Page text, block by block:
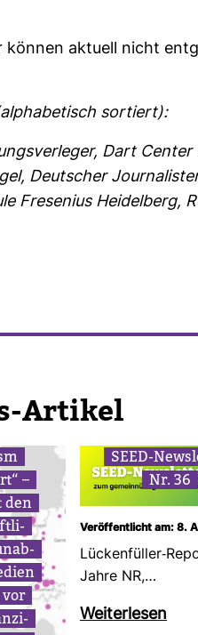
können aktuell nicht
sor­tiert):
Dart Center
Deut­scher
Fre­se­nius Hei­del­berg,
​Artikel
–
den
SEED-​
Nr. 36
Veröffentlicht am: 8.
Lücken­füller-​
Jahre NR,…
Wei­ter­lesen